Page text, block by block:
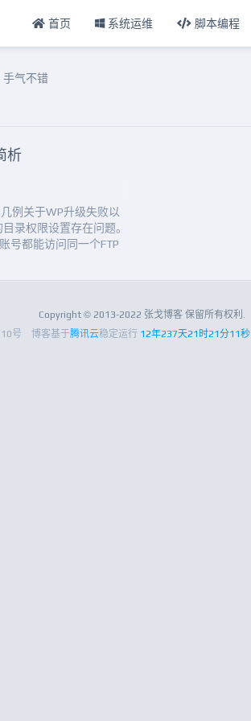
首页 系统运维 脚本编程
手气不错
析
例关于WP升级失败以
录权限设置存在问题。
号都能访问同一个FTP
Copyright © 2013-2022 张戈博客 保留所有权利.
号
博客基于腾讯云稳定运行 12年237天21时21分12秒